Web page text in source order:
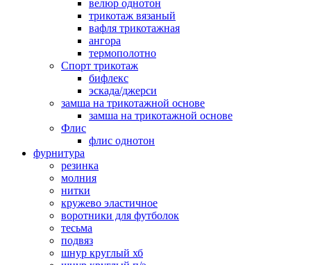
велюр однотон
трикотаж вязаный
вафля трикотажная
ангора
термополотно
Спорт трикотаж
бифлекс
эскада/джерси
замша на трикотажной основе
замша на трикотажной основе
Флис
флис однотон
фурнитура
резинка
молния
нитки
кружево эластичное
воротники для футболок
тесьма
подвяз
шнур круглый хб